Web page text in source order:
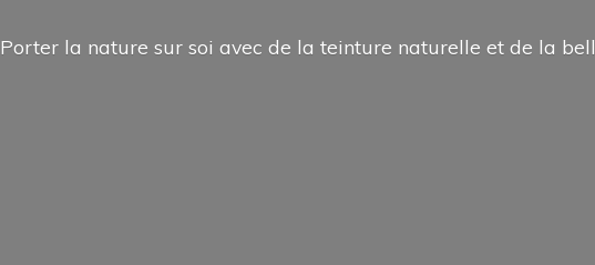
Porter la nature sur soi avec de la teinture naturelle et de la